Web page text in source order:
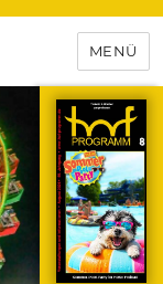
MENÜ